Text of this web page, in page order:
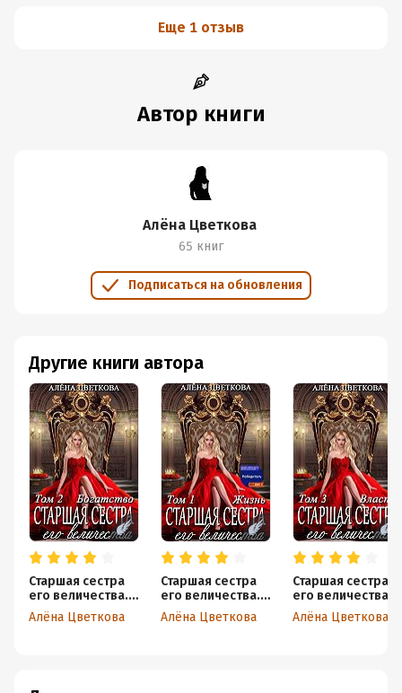
Еще 1 отзыв
Автор книги
Алёна Цветкова
65 книг
Подписаться на обновления
Другие книги автора
Старшая сестра
его величества.
Богатство. Шаг 1
Алёна Цветкова
Старшая сестра
его величества.
Жизнь
Алёна Цветкова
Старшая сестра
его величества.
Власть. Шаг 2
Алёна Цветкова